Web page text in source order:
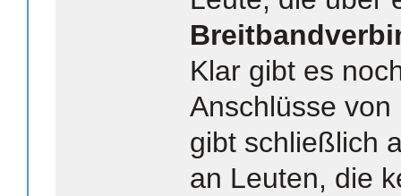
Klar gibt es
Anschlüsse
gibt schließlich
an Leuten, die